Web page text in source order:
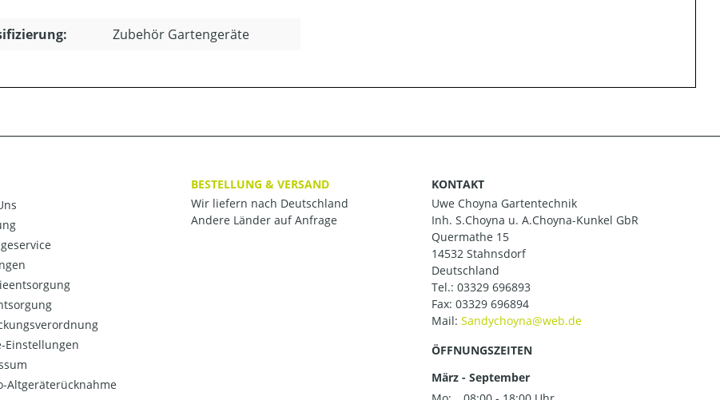
Zubehör Gartengeräte
Einstellungen
Altgeräterücknahme
BESTELLUNG & VERSAND
Wir liefern nach Deutschland
Andere Länder auf Anfrage
KONTAKT
Uwe Choyna Gartentechnik
Inh. S.Choyna u. A.Choyna-Kunkel GbR
Quermathe 15
14532 Stahnsdorf
Deutschland
Tel.: 03329 696893
Fax: 03329 696894
Mail:
ÖFFNUNGSZEITEN
März - September